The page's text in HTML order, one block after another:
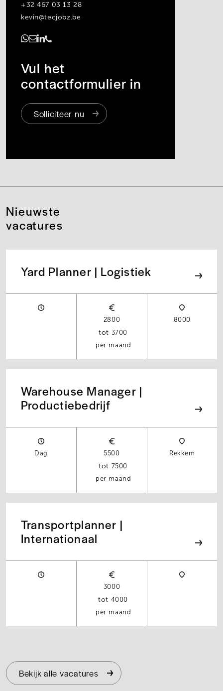
+32 467 03 13 28
kevin@tecjobz.be
Vul het
contactformulier in
Solliciteer nu
Nieuwste
vacatures
Yard Planner | Logistiek
2800
3700
per maand
8000
Warehouse Manager |
Productiebedrijf
Dag
5500
7500
per maand
Rekkem
Transportplanner |
Internationaal
3000
4000
per maand
Bekijk alle vacatures